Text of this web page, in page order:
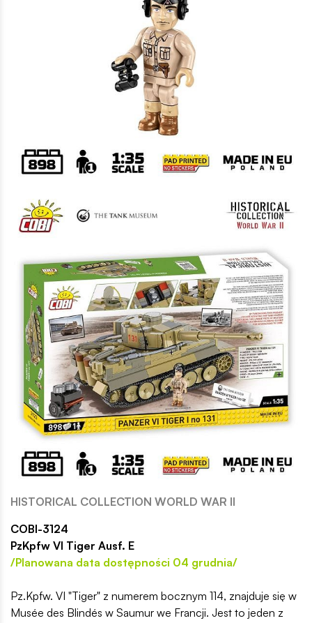
HISTORICAL COLLECTION WORLD WAR II
COBI-3124
PzKpfw VI Tiger Ausf. E
/Planowana data dostępności 04 grudnia/
Pz.Kpfw. VI "Tiger" z numerem bocznym 114, znajduje się w
Musée des Blindés w Saumur we Francji. Jest to jeden z